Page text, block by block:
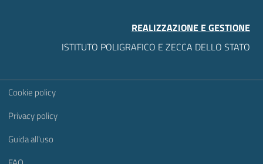
REALIZZAZIONE E GESTIONE
ISTITUTO POLIGRAFICO E ZECCA DELLO STATO
Sezione Link Utili
Cookie policy
Privacy policy
Guida all'uso